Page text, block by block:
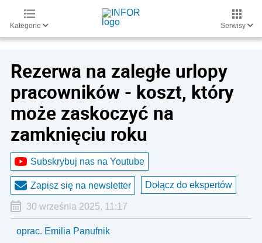
Kategorie Serwisy
Rezerwa na zaległe urlopy
pracowników - koszt, który
może zaskoczyć na
zamknięciu roku
Subskrybuj nas na Youtube
Zapisz się na newsletter Dołącz do ekspertów
30 września 2025, 11:17
oprac. Emilia Panufnik